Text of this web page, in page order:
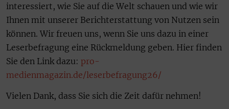
interessiert, wie Sie auf die Welt schauen und wie wir
Ihnen mit unserer Berichterstattung von Nutzen sein
können. Wir freuen uns, wenn Sie uns dazu in einer
Leserbefragung eine Rückmeldung geben. Hier finden
Sie den Link dazu: pro-
medienmagazin.de/leserbefragung26/
Vielen Dank, dass Sie sich die Zeit dafür nehmen!